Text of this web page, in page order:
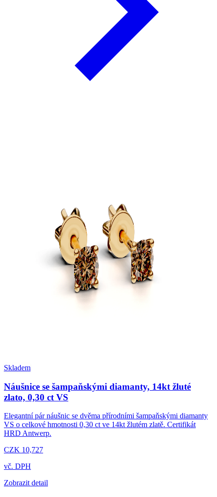
Skladem
Náušnice se šampaňskými diamanty, 14kt žluté
zlato, 0,30 ct VS
Elegantní pár náušnic se dvěma přírodními šampaňskými diamanty
VS o celkové hmotnosti 0,30 ct ve 14kt žlutém zlatě. Certifikát
HRD Antwerp.
CZK 10,727
vč. DPH
Zobrazit detail